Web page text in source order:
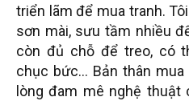
triển lãm để mua tranh.
sơn mài, sưu tầm nhiều
còn đủ chỗ để treo, có
chục bức… Bản thân
lòng đam mê nghệ thuật